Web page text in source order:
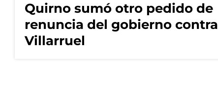
Quirno sumó otro pedido de
renuncia del gobierno contra
Villarruel